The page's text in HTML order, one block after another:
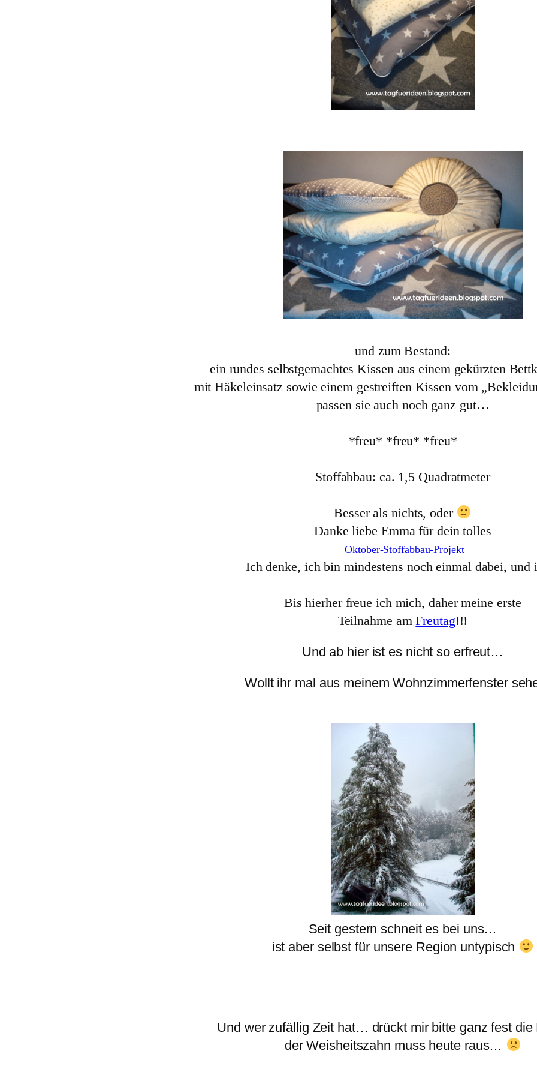
und zum Bestand:
ein rundes selbstgemachtes Kissen aus einem gekürzten
mit Häkeleinsatz sowie einem gestreiften Kissen vom
passen sie auch noch ganz gut…
*freu* *freu* *freu*
Stoffabbau: ca. 1,5 Quadratmeter
Besser als nichts, oder
Danke liebe Emma für dein tolles
Oktober-Stoffabbau-Projekt
Ich denke, ich bin mindestens noch einmal dabei, und
Bis hierher freue ich mich, daher meine erste
Teilnahme amFreutag!!!
Und ab hier ist es nicht so erfreut…
Wollt ihr mal aus meinem Wohnzimmerfenster
Seit gestern schneit es bei uns…
ist aber selbst für unsere Region untypisch
Und wer zufällig Zeit hat… drückt mir bitte ganz fest die
der Weisheitszahn muss heute raus…